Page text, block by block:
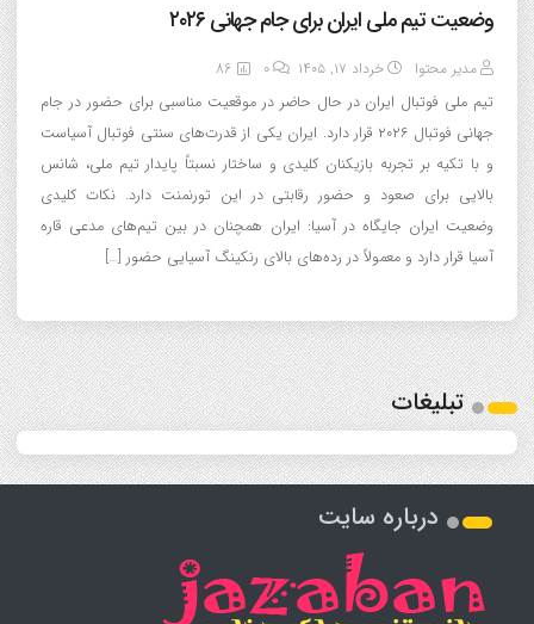
وضعیت تیم ملی ایران برای جام جهانی ۲۰۲۶
مدیر محتوا خرداد ۱۷, ۱۴۰۵ 0
86
تیم ملی فوتبال ایران در حال حاضر در موقعیت مناسبی برای حضور در جام
جهانی فوتبال ۲۰۲۶ قرار دارد. ایران یکی از قدرت‌های سنتی فوتبال آسیاست
و با تکیه بر تجربه بازیکنان کلیدی و ساختار نسبتاً پایدار تیم ملی، شانس
بالایی برای صعود و حضور رقابتی در این تورنمنت دارد. نکات کلیدی
وضعیت ایران جایگاه در آسیا: ایران همچنان در بین تیم‌های مدعی قاره
آسیا قرار دارد و معمولاً در رده‌های بالای رنکینگ آسیایی حضور […]
تبلیغات
درباره سایت